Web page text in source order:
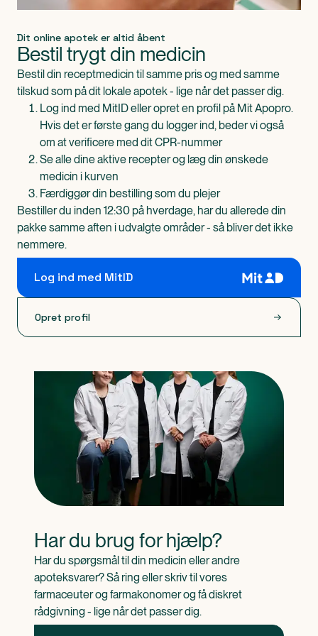
Dit online apotek er altid åbent
Bestil trygt din medicin
Bestil din receptmedicin til samme pris og med samme
tilskud som på dit lokale apotek - lige når det passer dig.
Log ind med MitID eller opret en profil på Mit Apopro.
Hvis det er første gang du logger ind, beder vi også
om at verificere med dit CPR-nummer
Se alle dine aktive recepter og læg din ønskede
medicin i kurven
Færdiggør din bestilling som du plejer
Bestiller du inden 12:30 på hverdage, har du allerede din
pakke samme aften i udvalgte områder - så bliver det ikke
nemmere.
Log ind med MitID
Opret profil
Har du brug for hjælp?
Har du spørgsmål til din medicin eller andre
apoteksvarer? Så ring eller skriv til vores
farmaceuter og farmakonomer og få diskret
rådgivning - lige når det passer dig.